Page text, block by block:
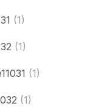
(1)
(1)
(1)
(1)